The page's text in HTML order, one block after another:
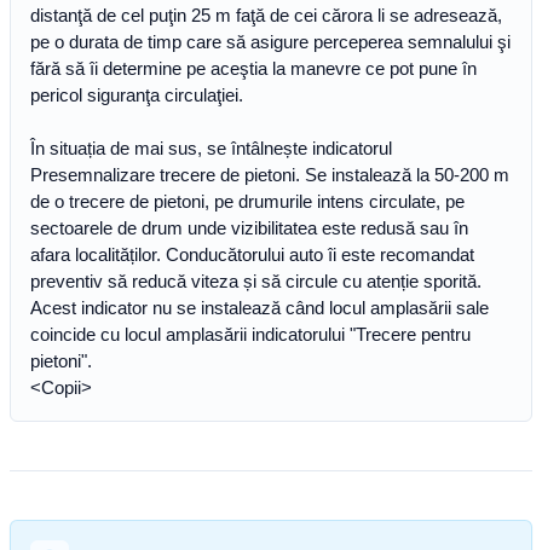
distanţă de cel puţin 25 m faţă de cei cărora li se adresează,
pe o durata de timp care să asigure perceperea semnalului şi
fără să îi determine pe aceştia la manevre ce pot pune în
pericol siguranţa circulaţiei.
În situația de mai sus, se întâlnește indicatorul
Presemnalizare trecere de pietoni. Se instalează la 50-200 m
de o trecere de pietoni, pe drumurile intens circulate, pe
sectoarele de drum unde vizibilitatea este redusă sau în
afara localităților. Conducătorului auto îi este recomandat
preventiv să reducă viteza și să circule cu atenție sporită.
Acest indicator nu se instalează când locul amplasării sale
coincide cu locul amplasării indicatorului "Trecere pentru
pietoni".
<Copii>